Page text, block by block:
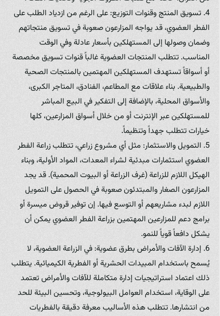
4. تسويق المنتج وقنوات التوزيع: على الرغم من ازدياد الطلب على
الفطر العضوي، قد يواجه المزارعون صعوبة في تسويق منتجاتهم
وضمان وصولها إلى المستهلكين بأسعار عادلة وفي الوقت
المناسب. تتطلب المنتجات العضوية غالباً قنوات تسويق مخصصة
أو أسواقاً تستهدف المستهلكين المهتمين بالمنتجات الصحية
والطبيعية. بناء علاقات مع المطاعم، الفنادق، المتاجر الكبرى،
والأسواق المحلية، بالإضافة إلى التفكير في البيع المباشر
للمستهلكين عبر الإنترنت أو من خلال أسواق المزارعين، كلها
خيارات تتطلب جهداً وتنظيماً.
5. التمويل والاستثمار: مثل أي مشروع زراعي، تتطلب زراعة الفطر
العضوي استثمارات مبدئية لشراء المعدات، المواد الأولية، وبناء
الهيكل اللازم للزراعة (غرف الزراعة أو البيوت المحمية). قد يجد
المزارعون الصغار والمبتدئون صعوبة في الحصول على التمويل
اللازم لبدء مشاريعهم أو التوسع فيها. إن توفير قروض ميسرة أو
برامج دعم للمزارعين المهتمين بزراعة الفطر العضوي يمكن أن
يشكل دافعاً قوياً للنمو.
6. إدارة الآفات والأمراض بطرق عضوية: في الزراعة العضوية، لا
يُسمح باستخدام المبيدات الحشرية أو الفطرية الكيميائية. يتطلب
ذلك اعتماد استراتيجيات إدارة متكاملة للآفات والأمراض تعتمد
على الوقاية، استخدام العوامل البيولوجية، وتحسين البيئة للحد
من انتشارها. تتطلب هذه الأساليب معرفة دقيقة بالفطريات